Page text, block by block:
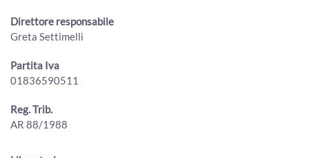
Direttore responsabile
Greta Settimelli
Partita Iva
01836590511
Reg. Trib.
AR 88/1988